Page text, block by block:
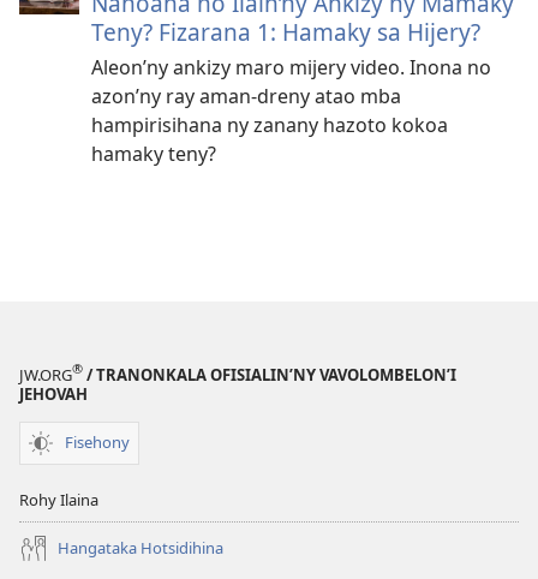
Teny? Fizarana 1: Hamaky sa Hijery?
Aleon’ny ankizy maro mijery video. Inona no
azon’ny ray aman-dreny atao mba
hampirisihana ny zanany hazoto kokoa
hamaky teny?
JW.ORG® / TRANONKALA OFISIALIN’NY VAVOLOMBELON’I
JEHOVAH
Fisehony
Rohy Ilaina
Hangataka Hotsidihina